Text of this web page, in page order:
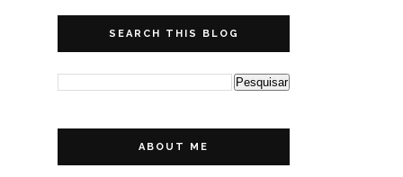
SEARCH THIS BLOG
ABOUT ME